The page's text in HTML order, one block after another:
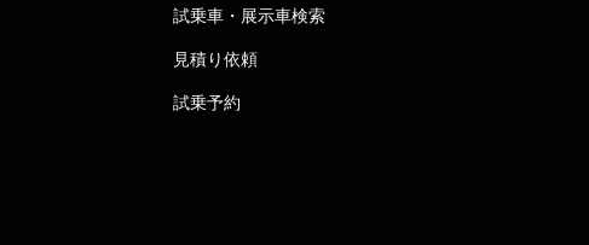
試乗車・展示車検索
見積り依頼
試乗予約